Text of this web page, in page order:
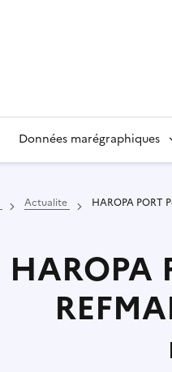
Données marégraphiques
Actualite HAROPA PORT
HAROPA